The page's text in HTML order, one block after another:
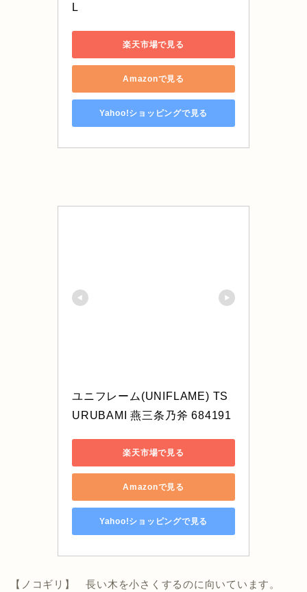
L
楽天市場で見る
Amazonで見る
Yahoo!ショッピングで見る
ユニフレーム(UNIFLAME) TS
URUBAMI 燕三条乃斧 684191
楽天市場で見る
Amazonで見る
Yahoo!ショッピングで見る
【ノコギリ】 長い木を小さくするのに向いています。